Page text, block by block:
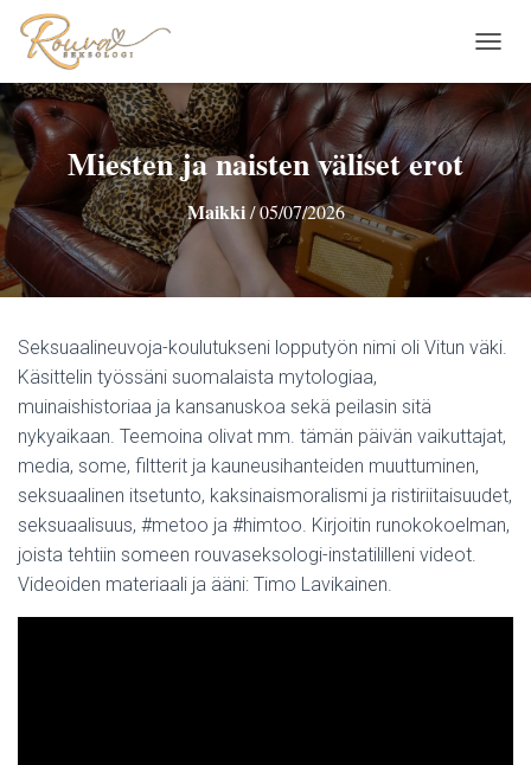
A
I
G
O
T
I
L
P
I
Miesten ja naisten väliset erot
Maikki/05/07/2026
Seksuaalineuvoja-koulutukseni lopputyön nimi oli Vitun väki.
Käsittelin työssäni suomalaista mytologiaa,
muinaishistoriaa ja kansanuskoa sekä peilasin sitä
nykyaikaan. Teemoina olivat mm. tämän päivän vaikuttajat,
media, some, filtterit ja kauneusihanteiden muuttuminen,
seksuaalinen itsetunto, kaksinaismoralismi ja ristiriitaisuudet,
seksuaalisuus, #metoo ja #himtoo. Kirjoitin runokokoelman,
joista tehtiin someen rouvaseksologi-instatililleni videot.
Videoiden materiaali ja ääni: Timo Lavikainen.